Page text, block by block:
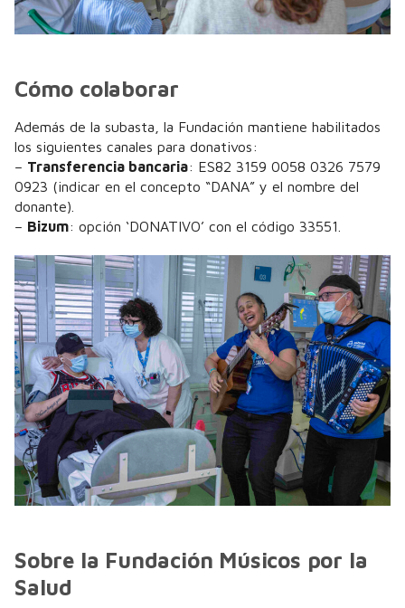
Cómo colaborar
Además de la subasta, la Fundación mantiene habilitados
los siguientes canales para donativos:
– Transferencia bancaria: ES82 3159 0058 0326 7579
0923 (indicar en el concepto “DANA” y el nombre del
donante).
– Bizum: opción ‘DONATIVO’ con el código 33551.
Sobre la Fundación Músicos por la
Salud